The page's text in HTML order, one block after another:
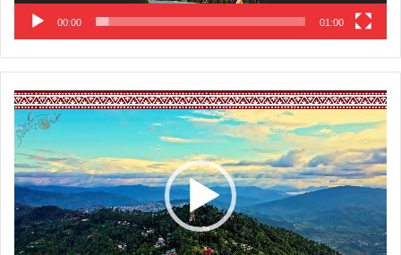
00:00 01:00
Video
Player